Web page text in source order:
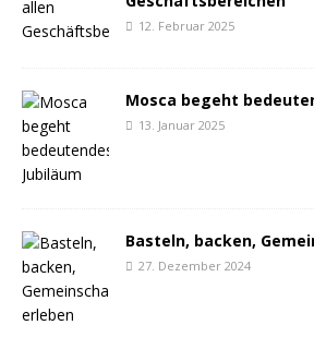
12. Februar 2025
Mosca begeht
13. Januar 2025
Basteln, backen,
27. Dezember 2024